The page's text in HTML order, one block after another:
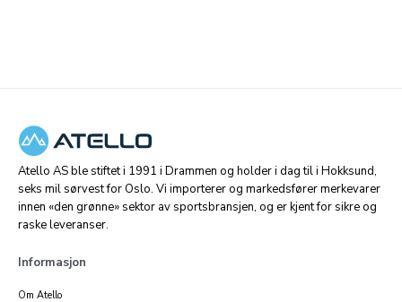
Atello AS ble stiftet i 1991 i Drammen og holder i dag til i Hokksund,
seks mil sørvest for Oslo. Vi importerer og markedsfører merkevarer
innen «den grønne» sektor av sportsbransjen, og er kjent for sikre og
raske leveranser.
Informasjon
Om Atello